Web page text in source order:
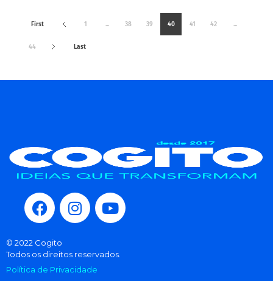
First 1 ... 38 39 40 41 42 ...
44 Last
© 2022 Cogito
Todos os direitos reservados.
Política de Privacidade